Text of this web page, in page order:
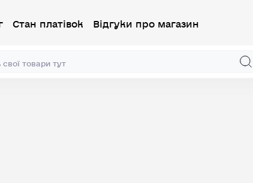
Стан платівок Відгуки про магазин